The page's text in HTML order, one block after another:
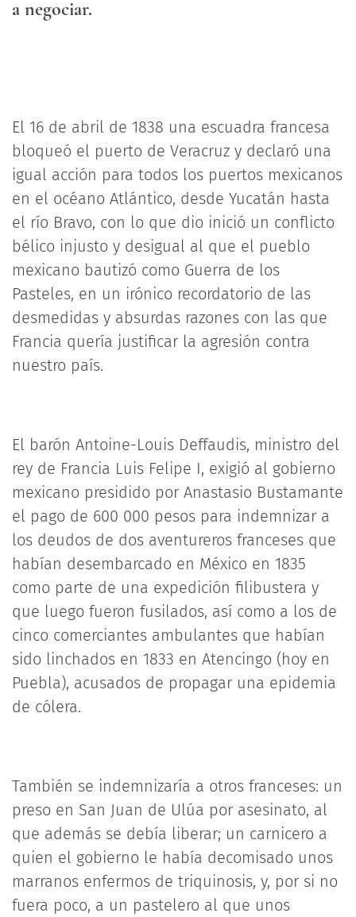
a negociar.
El 16 de abril de 1838 una escuadra francesa
bloqueó el puerto de Veracruz y declaró una
igual acción para todos los puertos mexicanos
en el océano Atlántico, desde Yucatán hasta
el río Bravo, con lo que dio inició un conflicto
bélico injusto y desigual al que el pueblo
mexicano bautizó como Guerra de los
Pasteles, en un irónico recordatorio de las
desmedidas y absurdas razones con las que
Francia quería justificar la agresión contra
nuestro país.
El barón Antoine-Louis Deffaudis, ministro del
rey de Francia Luis Felipe I, exigió al gobierno
mexicano presidido por Anastasio Bustamante
el pago de 600 000 pesos para indemnizar a
los deudos de dos aventureros franceses que
habían desembarcado en México en 1835
como parte de una expedición filibustera y
que luego fueron fusilados, así como a los de
cinco comerciantes ambulantes que habían
sido linchados en 1833 en Atencingo (hoy en
Puebla), acusados de propagar una epidemia
de cólera.
También se indemnizaría a otros franceses: un
preso en San Juan de Ulúa por asesinato, al
que además se debía liberar; un carnicero a
quien el gobierno le había decomisado unos
marranos enfermos de triquinosis, y, por si no
fuera poco, a un pastelero al que unos